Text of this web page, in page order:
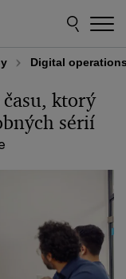
Digital
ktorý
sérií